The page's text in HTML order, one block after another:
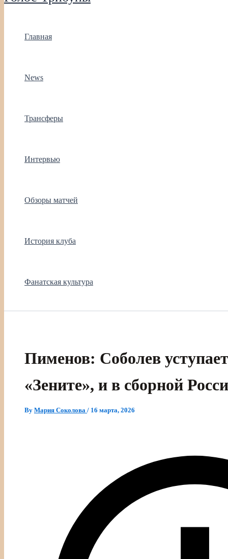
Главная
News
Трансферы
Интервью
Обзоры матчей
История клуба
Фанатская культура
Пименов: Соболев
«Зените», и в сборной
By Мария Соколова / 16 марта, 2026